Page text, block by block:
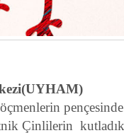
Çinlilerin